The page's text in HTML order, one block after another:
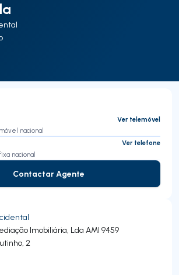
Ver telemóvel
nacional
Ver telefone
nacional
Contactar Agente
Contactar Agente
Imobiliária, Lda AMI 9459
2